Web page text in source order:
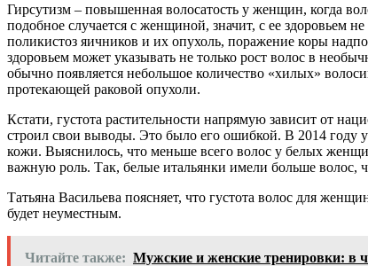
Гирсутизм – повышенная волосатость у женщин, когда
подобное случается с женщиной, значит, с ее здоровьем
поликистоз яичников и их опухоль, поражение коры
здоровьем может указывать не только рост волос в
обычно появляется небольшое количество «хилых»
протекающей раковой опухоли.
Кстати, густота растительности напрямую зависит от
строил свои выводы. Это было его ошибкой. В 2014 году
кожи. Выяснилось, что меньше всего волос у белых
важную роль. Так, белые итальянки имели больше волос,
Татьяна Васильева поясняет, что густота волос для
будет неуместным.
Читайте также: Мужские и женские тренировки: в